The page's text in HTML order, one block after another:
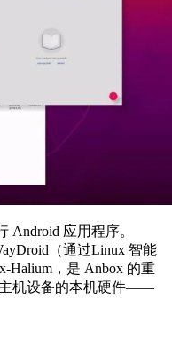
Android 应用程序。
（通过Linux 智能
Halium，是 Anbox 的重
主机设备的本机硬件——